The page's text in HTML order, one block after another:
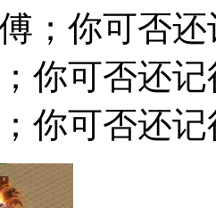
；你可否
你可否还
你可否还记